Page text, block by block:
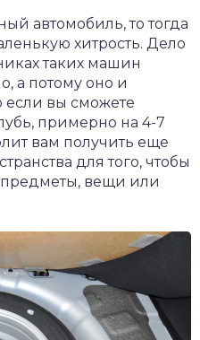
автомобиль, то тогда
хитрость. Дело
таких машин
а потому оно и
если вы сможете
примерно на 4-7
вам получить еще
для того, чтобы
предметы, вещи или